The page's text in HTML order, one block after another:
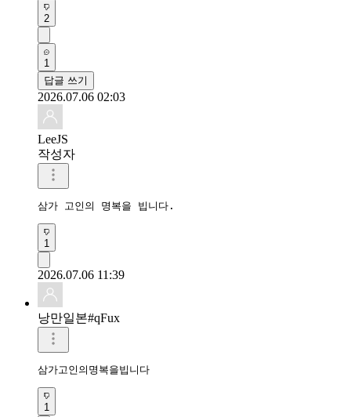
답글 쓰기
2026.07.06 02:03
LeeJS
작성자
삼가 고인의 명복을 빕니다.
2026.07.06 11:39
낭만일본#qFux
삼가고인의명복을빕니다
답글 쓰기
2026.07.06 15:34